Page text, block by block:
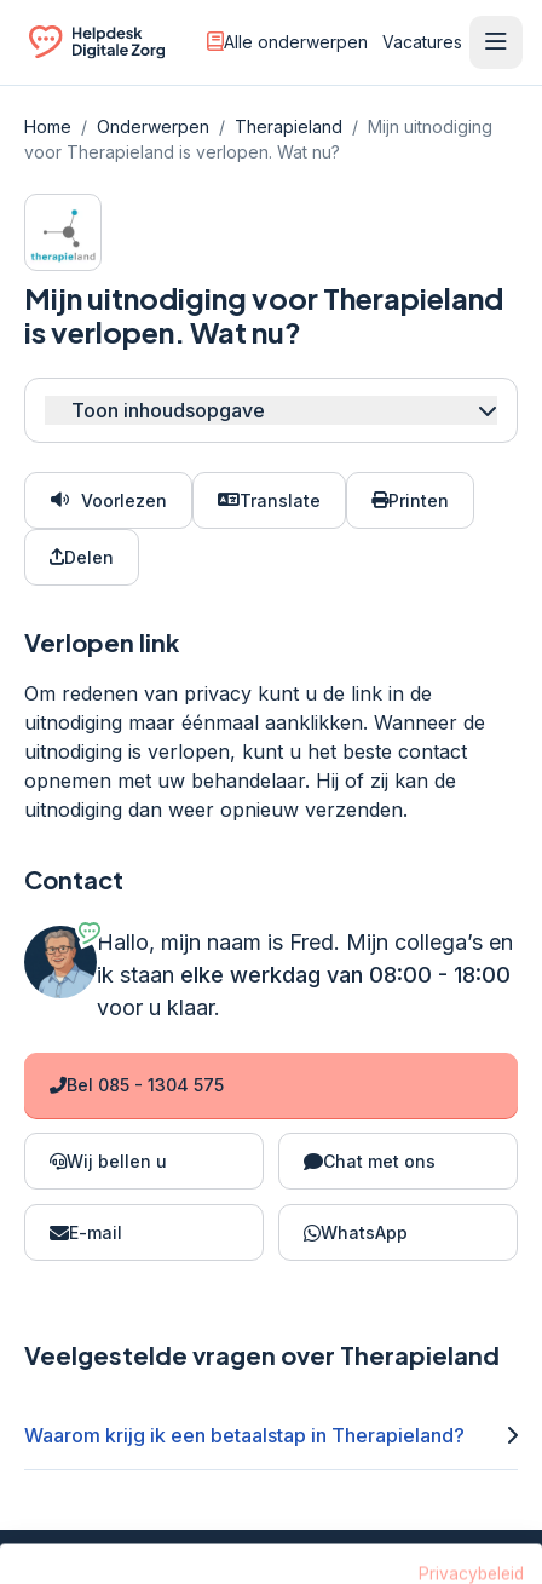
Ga naar de homepagina
Alle onderwerpen Vacatures
Home / Onderwerpen / Therapieland / Mijn uitnodiging
voor Therapieland is verlopen. Wat nu?
Mijn uitnodiging voor Therapieland
is verlopen. Wat nu?
Toon inhoudsopgave
Voorlezen Translate Printen
Delen
Verlopen link
Om redenen van privacy kunt u de link in de
uitnodiging maar éénmaal aanklikken. Wanneer de
uitnodiging is verlopen, kunt u het beste contact
opnemen met uw behandelaar. Hij of zij kan de
uitnodiging dan weer opnieuw verzenden.
Contact
Hallo, mijn naam is Fred. Mijn collega’s en
ik staan elke werkdag van 08:00 - 18:00
voor u klaar.
Bel 085 - 1304 575
Wij bellen u Chat met ons
E-mail WhatsApp
Veelgestelde vragen over Therapieland
Waarom krijg ik een betaalstap in Therapieland?
Privacybeleid